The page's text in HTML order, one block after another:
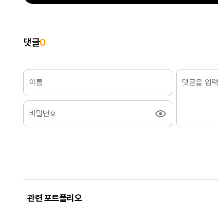
댓글0
이름
비밀번호
관련 포트폴리오